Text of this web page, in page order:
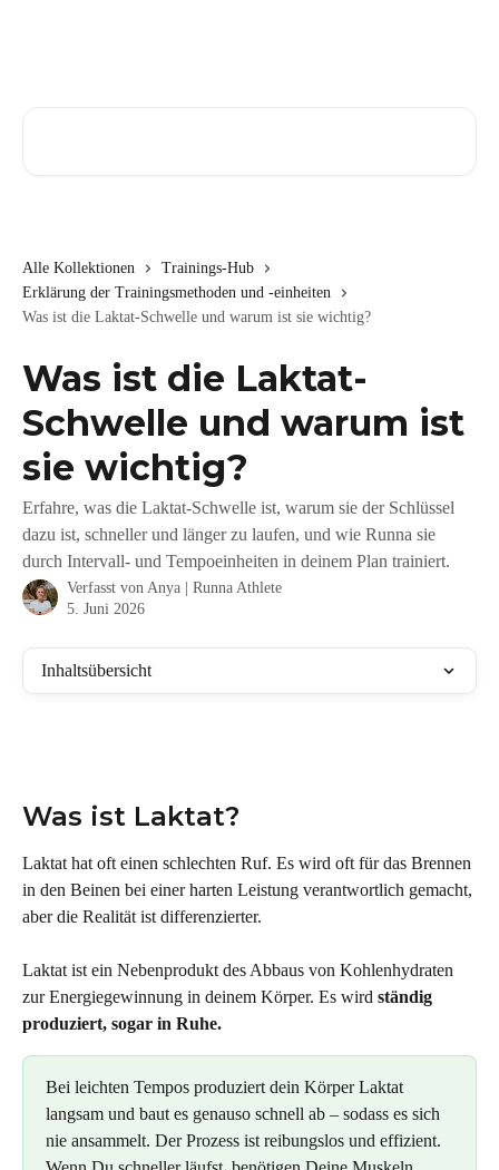
Alle Kollektionen
Trainings-Hub
Erklärung der Trainingsmethoden und -einheiten
Was ist die Laktat-Schwelle und warum ist sie wichtig?
Was ist die Laktat-
Schwelle und warum ist
sie wichtig?
Erfahre, was die Laktat-Schwelle ist, warum sie der Schlüssel
dazu ist, schneller und länger zu laufen, und wie Runna sie
durch Intervall- und Tempoeinheiten in deinem Plan trainiert.
Verfasst von Anya | Runna Athlete
5. Juni 2026
Inhaltsübersicht
Was ist Laktat?
Laktat hat oft einen schlechten Ruf. Es wird oft für das Brennen
in den Beinen bei einer harten Leistung verantwortlich gemacht,
aber die Realität ist differenzierter.
Laktat ist ein Nebenprodukt des Abbaus von Kohlenhydraten
zur Energiegewinnung in deinem Körper. Es wird ständig
produziert, sogar in Ruhe.
Bei leichten Tempos produziert dein Körper Laktat
langsam und baut es genauso schnell ab – sodass es sich
nie ansammelt. Der Prozess ist reibungslos und effizient.